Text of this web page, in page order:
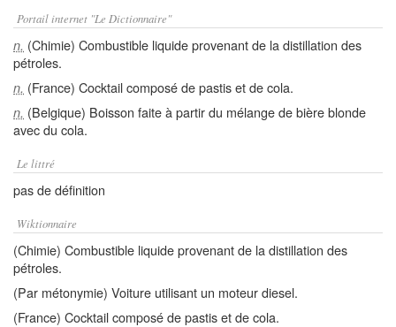
Portail internet "Le Dictionnaire"
n. (Chimie) Combustible liquide provenant de la distillation des
pétroles.
n. (France) Cocktail composé de pastis et de cola.
n. (Belgique) Boisson faite à partir du mélange de bière blonde
avec du cola.
Le littré
pas de définition
Wiktionnaire
(Chimie) Combustible liquide provenant de la distillation des
pétroles.
(Par métonymie) Voiture utilisant un moteur diesel.
(France) Cocktail composé de pastis et de cola.